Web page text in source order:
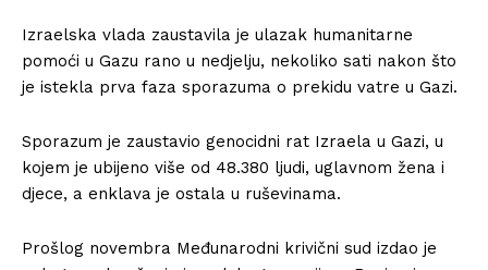
Izraelska vlada zaustavila je ulazak humanitarne
pomoći u Gazu rano u nedjelju, nekoliko sati nakon što
je istekla prva faza sporazuma o prekidu vatre u Gazi.
Sporazum je zaustavio genocidni rat Izraela u Gazi, u
kojem je ubijeno više od 48.380 ljudi, uglavnom žena i
djece, a enklava je ostala u ruševinama.
Prošlog novembra Međunarodni krivični sud izdao je